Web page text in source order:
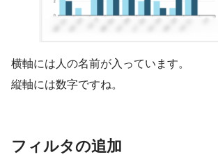
横軸には人の名前が入っています。
縦軸には数字ですね。
フィルタの追加